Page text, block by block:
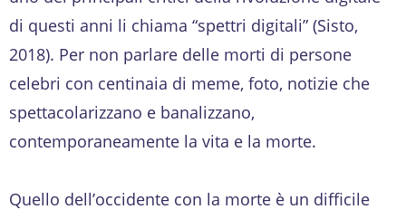
di questi anni li chiama “spettri digitali” (Sisto,
2018). Per non parlare delle morti di persone
celebri con centinaia di meme, foto, notizie che
spettacolarizzano e banalizzano,
contemporaneamente la vita e la morte.
Quello dell’occidente con la morte è un difficile